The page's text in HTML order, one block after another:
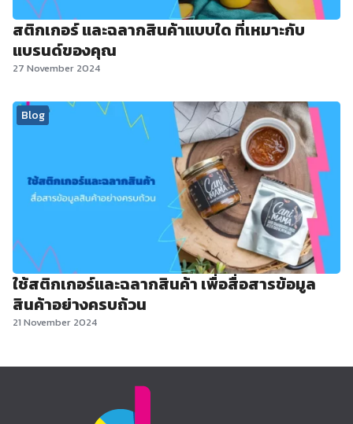
สติกเกอร์ และฉลากสินค้าแบบใด ที่เหมาะกับ
แบรนด์ของคุณ
27 November 2024
Blog
ใช้สติกเกอร์และฉลากสินค้า เพื่อสื่อสารข้อมูล
สินค้าอย่างครบถ้วน
21 November 2024